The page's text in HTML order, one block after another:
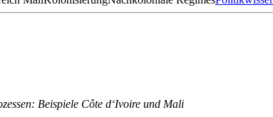
Beispiele Côte d‘Ivoire und Mali